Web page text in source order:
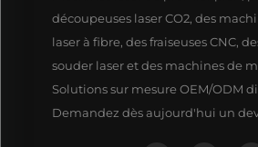
découpeuses laser CO2, des
laser à fibre, des fraiseuses CNC,
souder laser et des machines de
Solutions sur mesure OEM/ODM
Demandez dès aujourd'hui un